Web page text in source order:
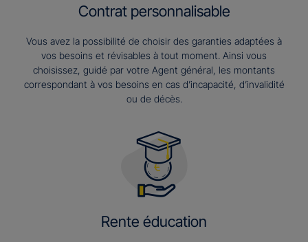
Contrat personnalisable
Vous avez la possibilité de choisir des garanties adaptées à
vos besoins et révisables à tout moment. Ainsi vous
choisissez, guidé par votre Agent général, les montants
correspondant à vos besoins en cas d’incapacité, d’invalidité
ou de décès.
Rente éducation